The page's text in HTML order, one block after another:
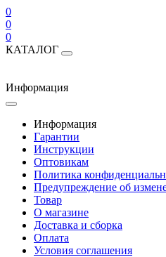
0
0
0
КАТАЛОГ
Информация
Информация
Гарантии
Инструкции
Оптовикам
Политика
Предупреждение об
Товар
О магазине
Доставка и сборка
Оплата
Условия соглашения